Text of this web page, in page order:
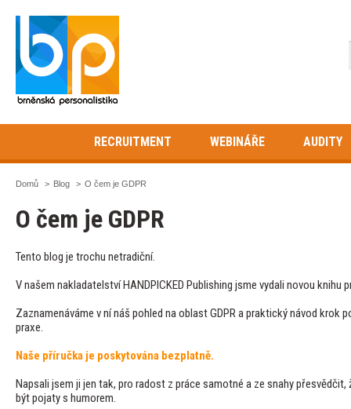
RECRUITMENT WEBINÁŘE AUDITY
Domů > Blog > O čem je GDPR
O čem je GDPR
Tento blog je trochu netradiční.
V našem nakladatelství HANDPICKED Publishing jsme vydali novou knihu
Zaznamenáváme v ní náš pohled na oblast GDPR a praktický návod
praxe.
Naše příručka je poskytována bezplatně.
Napsali jsem ji jen tak, pro radost z práce samotné a ze snahy
být pojaty s humorem.